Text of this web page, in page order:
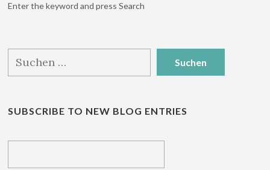
Enter the keyword and press Search
nach:
SUBSCRIBE TO NEW BLOG ENTRIES